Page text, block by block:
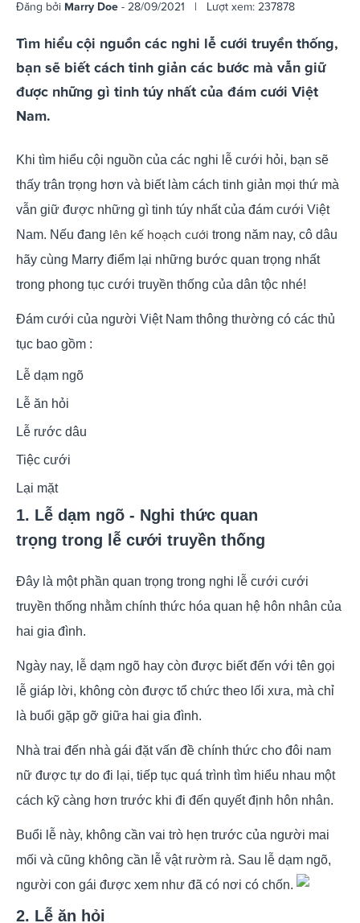
Đăng bởi Marry Doe - 28/09/2021 | Lượt xem: 237878
Tìm hiểu cội nguồn các nghi lễ cưới truyền thống,
bạn sẽ biết cách tinh giản các bước mà vẫn giữ
được những gì tinh túy nhất của đám cưới Việt
Nam.
Khi tìm hiểu cội nguồn của các nghi lễ cưới hỏi, bạn sẽ
thấy trân trọng hơn và biết làm cách tinh giản mọi thứ mà
vẫn giữ được những gì tinh túy nhất của đám cưới Việt
Nam. Nếu đang lên kế hoạch cưới trong năm nay, cô dâu
hãy cùng Marry điểm lại những bước quan trọng nhất
trong phong tục cưới truyền thống của dân tộc nhé!
Đám cưới của người Việt Nam thông thường có các thủ
tục bao gồm :
Lễ dạm ngõ
Lễ ăn hỏi
Lễ rước dâu
Tiệc cưới
Lại mặt
1. Lễ dạm ngõ - Nghi thức quan
trọng trong lễ cưới truyền thống
Đây là một phần quan trọng trong nghi lễ cưới cưới
truyền thống nhằm chính thức hóa quan hệ hôn nhân của
hai gia đình.
Ngày nay, lễ dạm ngõ hay còn được biết đến với tên gọi
lễ giáp lời, không còn được tổ chức theo lối xưa, mà chỉ
là buổi gặp gỡ giữa hai gia đình.
Nhà trai đến nhà gái đặt vấn đề chính thức cho đôi nam
nữ được tự do đi lại, tiếp tục quá trình tìm hiểu nhau một
cách kỹ càng hơn trước khi đi đến quyết định hôn nhân.
Buổi lễ này, không cần vai trò hẹn trước của người mai
mối và cũng không cần lễ vật rườm rà. Sau lễ dạm ngõ,
người con gái được xem như đã có nơi có chốn.
2. Lễ ăn hỏi